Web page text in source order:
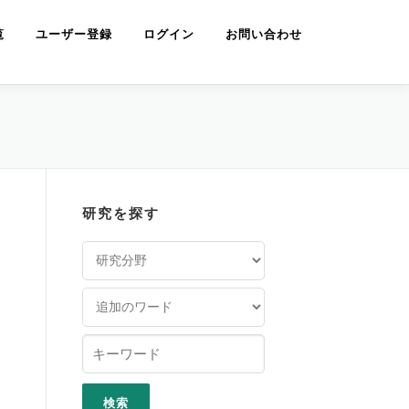
ユーザー登録 ログイン お問い合わせ
研究を探す